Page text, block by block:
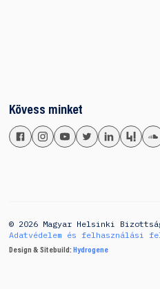
Kövess minket
© 2026 Magyar Helsinki
Adatvédelem és felhasználási
Design & Sitebuild: Hydrogene